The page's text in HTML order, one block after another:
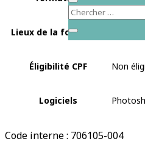
Lieux de la formation
Éligibilité CPF Non
Logiciels
Code interne : 706105-004